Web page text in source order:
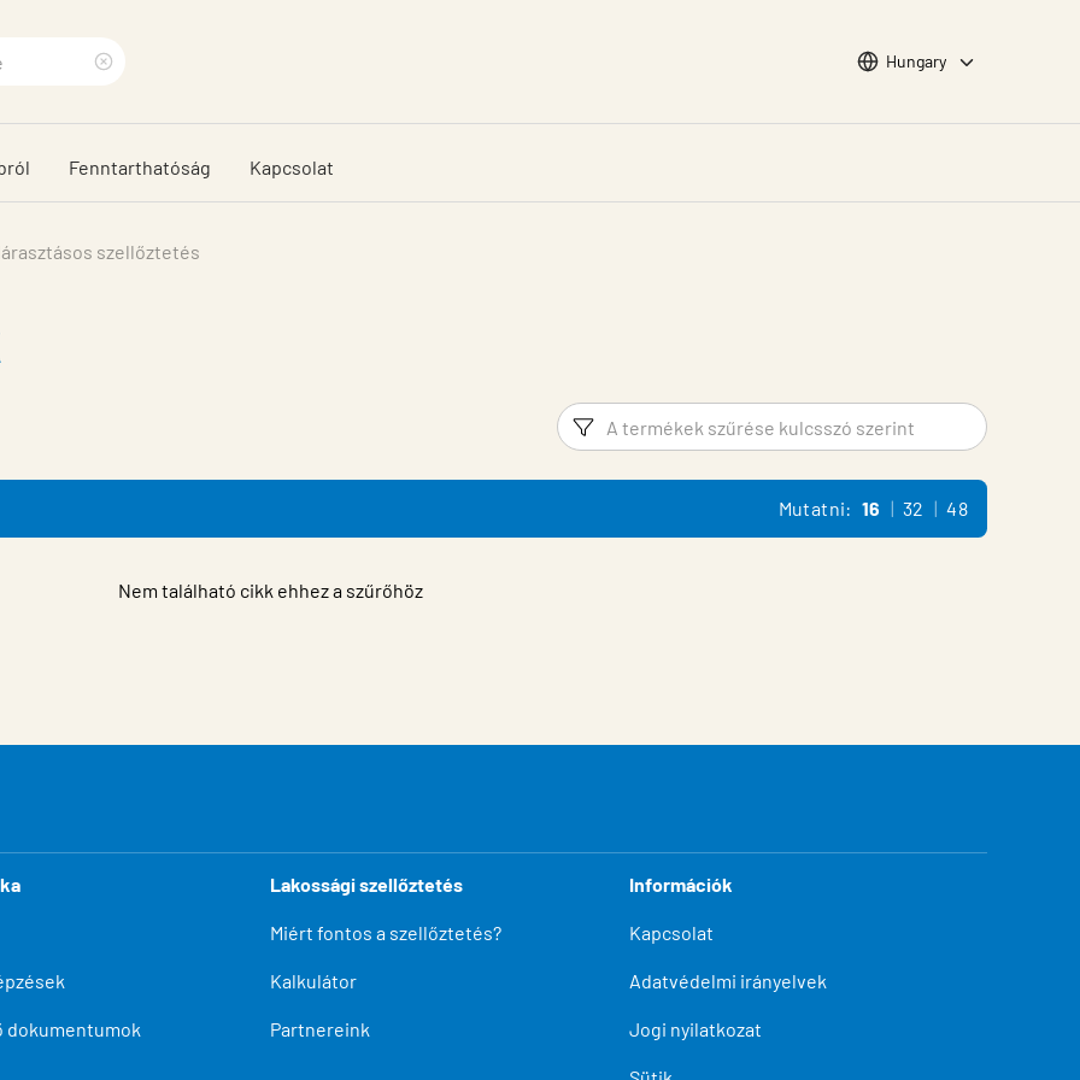
search
phrase
Choose languge
Hungary
Fenntarthatóság Kapcsolat
szellőztetés
Szűrő Termék
Mutatni: 16 32 48
Nem található cikk ehhez a szűrőhöz
Lakossági szellőztetés
Miért fontos a szellőztetés?
Kalkulátor
Partnereink
Információk
Kapcsolat
Adatvédelmi irányelvek
Jogi nyilatkozat